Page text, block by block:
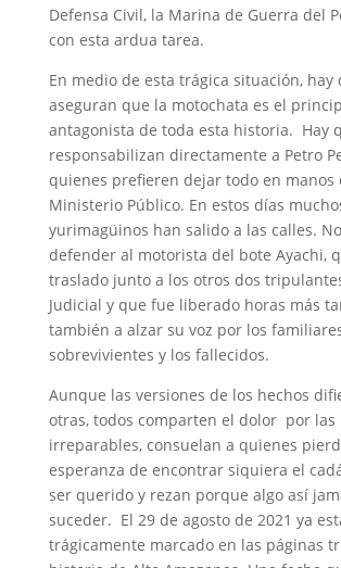
Defensa Civil, la Marina de Guerra del
con esta ardua tarea.
En medio de esta trágica situación, hay
aseguran que la motochata es el
antagonista de toda esta historia. Hay
responsabilizan directamente a Petro
quienes prefieren dejar todo en manos
Ministerio Público. En estos días
yurimagüinos han salido a las calles.
defender al motorista del bote Ayachi,
traslado junto a los otros dos
Judicial y que fue liberado horas más
también a alzar su voz por los
sobrevivientes y los fallecidos.
Aunque las versiones de los hechos
otras, todos comparten el dolor por las
irreparables, consuelan a quienes
esperanza de encontrar siquiera el
ser querido y rezan porque algo así
suceder. El 29 de agosto de 2021 ya
trágicamente marcado en las páginas